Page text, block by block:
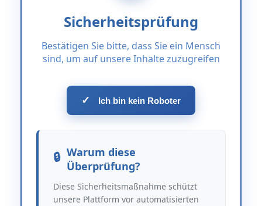
Sicherheitsprüfung
Bestätigen Sie bitte, dass Sie ein Mensch
sind, um auf unsere Inhalte zuzugreifen
✓ Ich bin kein Roboter
Warum diese
Überprüfung?
Diese Sicherheitsmaßnahme schützt
unsere Plattform vor automatisierten